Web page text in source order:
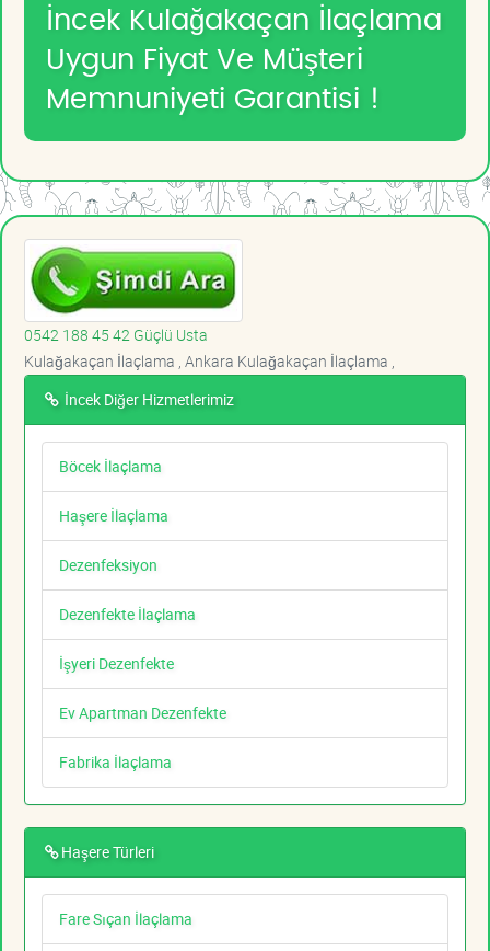
İncek Kulağakaçan İlaçlama
Uygun Fiyat Ve Müşteri
Memnuniyeti Garantisi !
0542 188 45 42 Güçlü Usta
Kulağakaçan İlaçlama , Ankara Kulağakaçan İlaçlama ,
İncek Diğer Hizmetlerimiz
Böcek İlaçlama
Haşere İlaçlama
Dezenfeksiyon
Dezenfekte İlaçlama
İşyeri Dezenfekte
Ev Apartman Dezenfekte
Fabrika İlaçlama
Haşere Türleri
Fare Sıçan İlaçlama